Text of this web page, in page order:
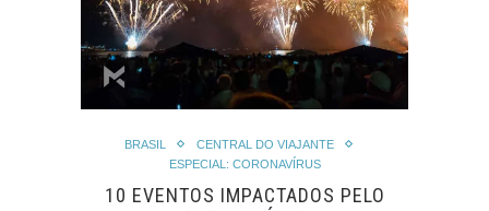
BRASIL
CENTRAL DO VIAJANTE
ESPECIAL: CORONAVÍRUS
10 EVENTOS IMPACTADOS PELO